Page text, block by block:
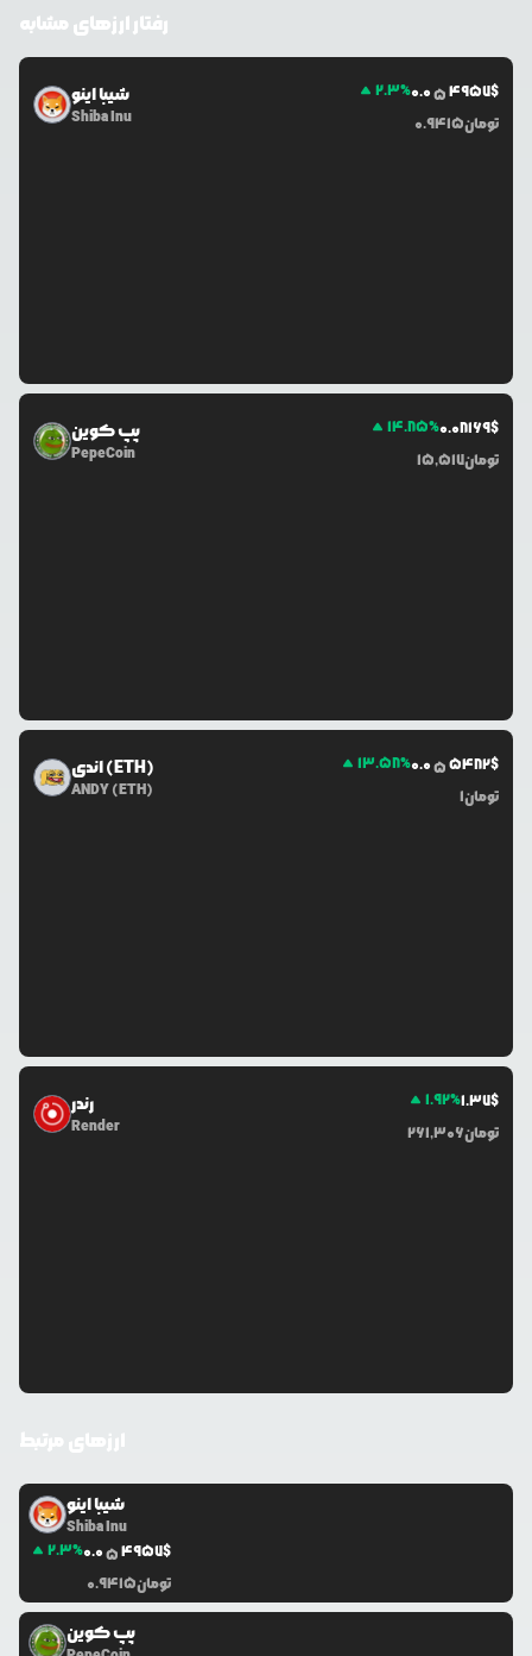
رفتار ارزهای مشابه
شیبا اینو
Shiba Inu
2.3%0.054957$
0.9415تومان
پپ کوین
PepeCoin
14.85%0.08169$
15,517تومان
اندی (ETH)
ANDY (ETH)
13.58%0.055482$
1تومان
رندر
Render
1.92%1.37$
261,306تومان
شیبا اینو
Shiba Inu
2.3%0.054957$
0.9415تومان
پپ کوین